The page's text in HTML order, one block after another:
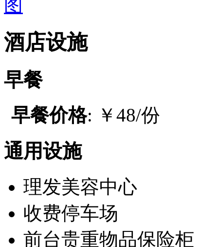
酒店设施
早餐
早餐价格: ￥48/份
通用设施
理发美容中心
收费停车场
前台贵重物品保险柜